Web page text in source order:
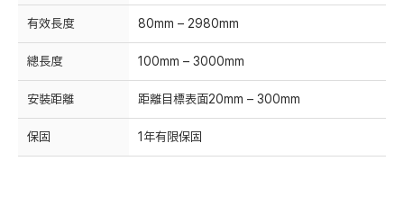
有效長度 80mm – 2980mm
總長度 100mm – 3000mm
安裝距離 距離目標表面20mm – 300mm
保固 1年有限保固